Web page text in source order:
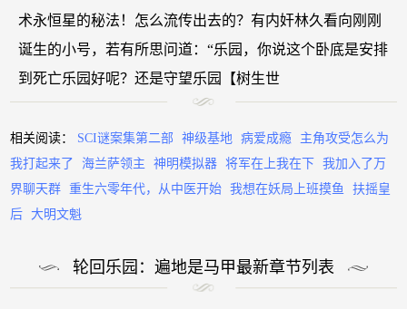
术永恒星的秘法！怎么流传出去的？有内奸林久看向刚刚
诞生的小号，若有所思问道：“乐园，你说这个卧底是安排
到死亡乐园好呢？还是守望乐园【树生世
相关阅读： SCI谜案集第二部 神级基地 病爱成瘾
主角攻受怎么为
我打起来了
海兰萨领主 神明模拟器 将军在上我在下
我加入了万
界聊天群
重生六零年代，从中医开始 我想在妖局上班摸鱼
扶摇皇
后
大明文魁
轮回乐园：遍地是马甲最新章节列表